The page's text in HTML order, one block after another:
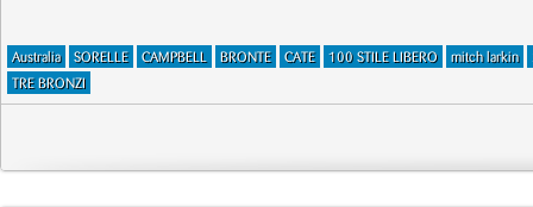
Australia SORELLE CAMPBELL BRONTE CATE 100 STILE LIBERO mitch larkin
TRE BRONZI